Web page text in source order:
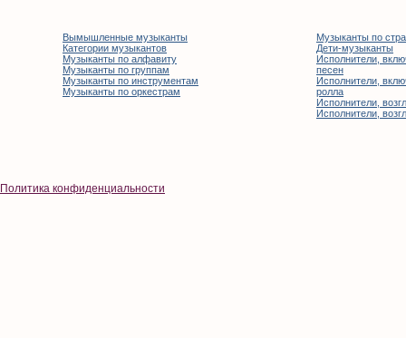
Вымышленные музыканты
Категории музыкантов
Музыканты по алфавиту
Музыканты по группам
Музыканты по инструментам
Музыканты по оркестрам
Музыканты по
Дети-музыканты
Исполнители,
песен
Исполнители,
ролла
Исполнители,
Исполнители,
Политика конфиденциальности